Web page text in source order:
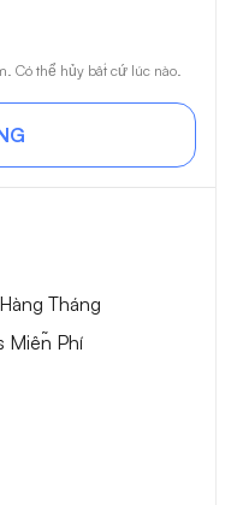
Có thể hủy bất cứ lúc nào.
Tháng
Miễn Phí